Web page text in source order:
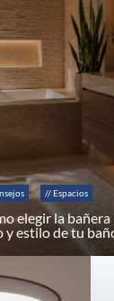
// Espacios
elegir la bañera
y estilo de tu